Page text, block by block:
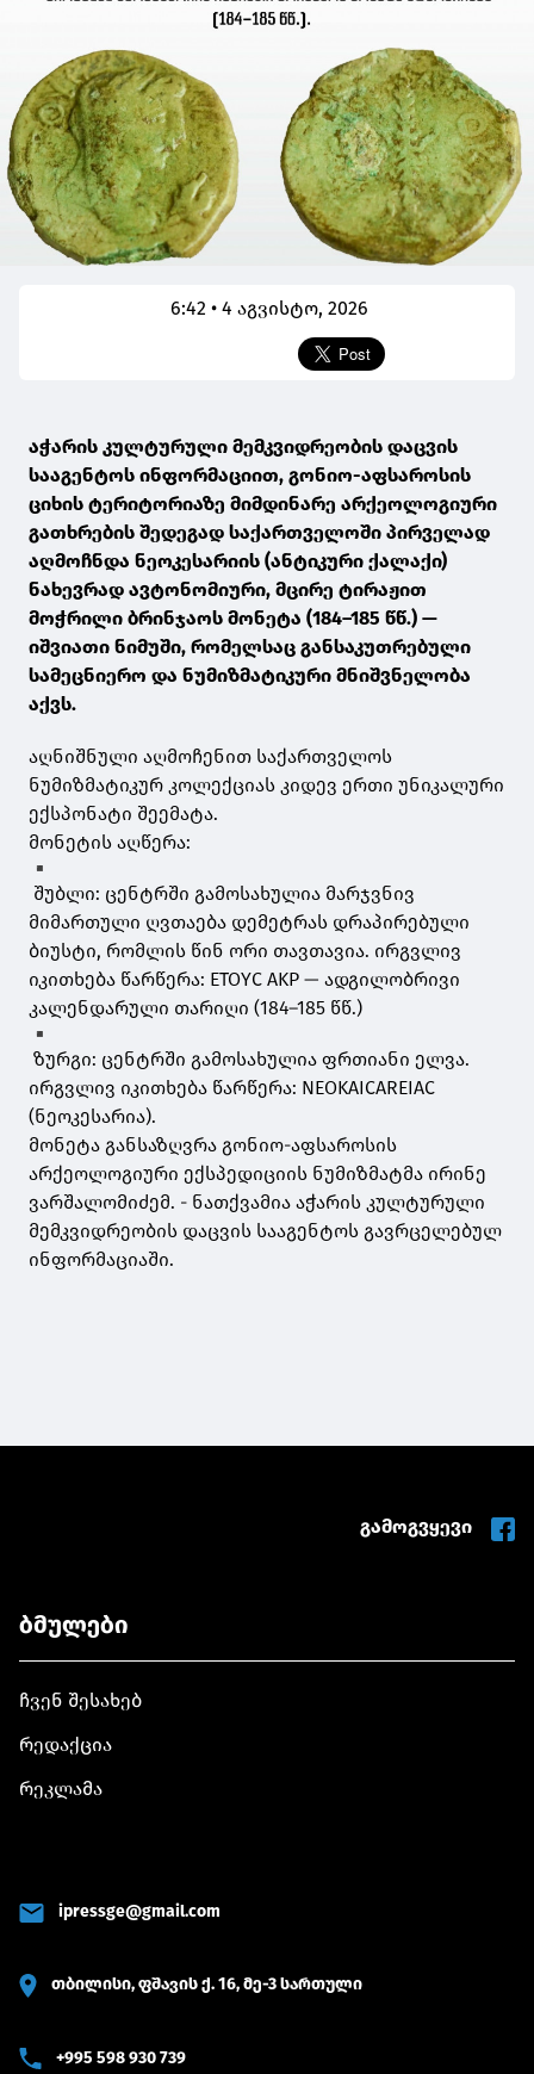
6:42 • 4 აგვისტო, 2026
აჭარის კულტურული მემკვიდრეობის დაცვის
სააგენტოს ინფორმაციით, გონიო-აფსაროსის
ციხის ტერიტორიაზე მიმდინარე არქეოლოგიური
გათხრების შედეგად საქართველოში პირველად
აღმოჩნდა ნეოკესარიის (ანტიკური ქალაქი)
ნახევრად ავტონომიური, მცირე ტირაჟით
მოჭრილი ბრინჯაოს მონეტა (184–185 წწ.) —
იშვიათი ნიმუში, რომელსაც განსაკუთრებული
სამეცნიერო და ნუმიზმატიკური მნიშვნელობა
აქვს.
აღნიშნული აღმოჩენით საქართველოს
ნუმიზმატიკურ კოლექციას კიდევ ერთი უნიკალური
ექსპონატი შეემატა.
მონეტის აღწერა:
შუბლი: ცენტრში გამოსახულია მარჯვნივ
მიმართული ღვთაება დემეტრას დრაპირებული
ბიუსტი, რომლის წინ ორი თავთავია. ირგვლივ
იკითხება წარწერა: ETOYC AKP — ადგილობრივი
კალენდარული თარიღი (184–185 წწ.)
ზურგი: ცენტრში გამოსახულია ფრთიანი ელვა.
ირგვლივ იკითხება წარწერა: NEOKAICAREIAC
(ნეოკესარია).
მონეტა განსაზღვრა გონიო-აფსაროსის
არქეოლოგიური ექსპედიციის ნუმიზმატმა ირინე
ვარშალომიძემ. - ნათქვამია აჭარის კულტურული
მემკვიდრეობის დაცვის სააგენტოს გავრცელებულ
ინფორმაციაში.
გამოგვყევი
ბმულები
ჩვენ შესახებ
რედაქცია
რეკლამა
ipressge@gmail.com
თბილისი, ფშავის ქ. 16, მე-3 სართული
+995 598 930 739